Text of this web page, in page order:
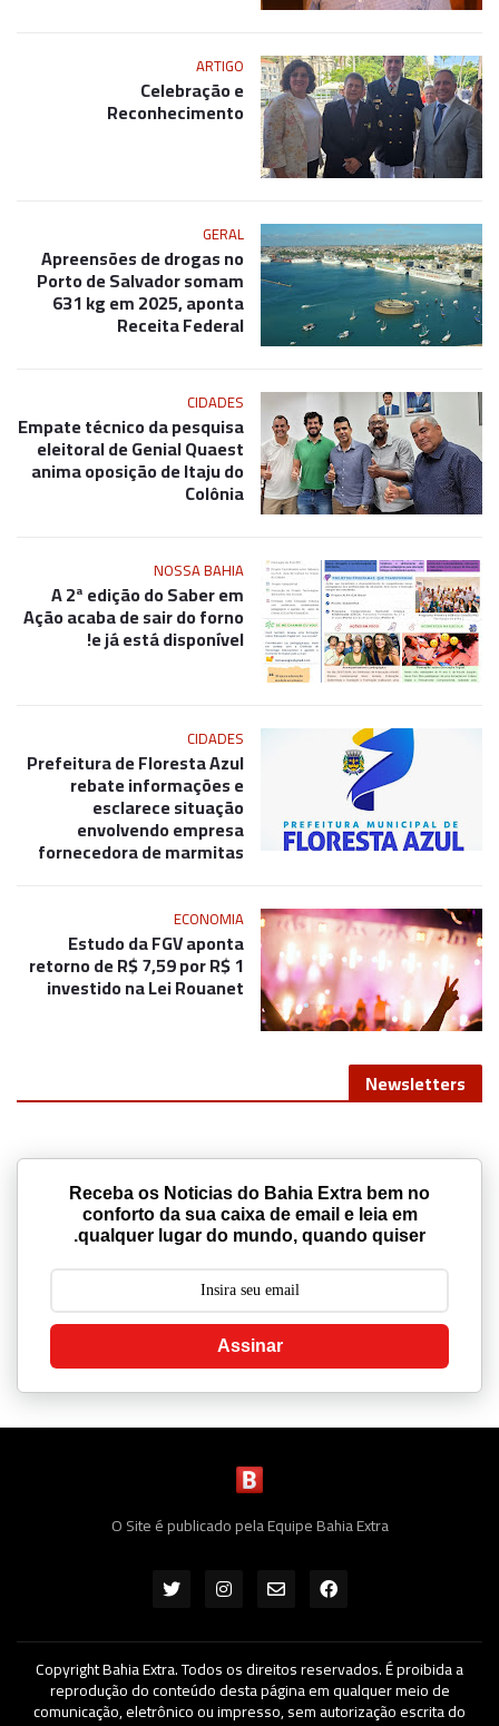
ARTIGO
Celebração e
Reconhecimento
GERAL
Apreensões de drogas no
Porto de Salvador somam
631 kg em 2025, aponta
Receita Federal
CIDADES
Empate técnico da pesquisa
eleitoral de Genial Quaest
anima oposição de Itaju do
Colônia
NOSSA BAHIA
A 2ª edição do Saber em
Ação acaba de sair do forno
e já está disponível!
CIDADES
Prefeitura de Floresta Azul
rebate informações e
esclarece situação
envolvendo empresa
fornecedora de marmitas
ECONOMIA
Estudo da FGV aponta
retorno de R$ 7,59 por R$ 1
investido na Lei Rouanet
Newsletters
Receba os Noticias do Bahia Extra bem no
conforto da sua caixa de email e leia em
qualquer lugar do mundo, quando quiser.
Assinar
O Site é publicado pela Equipe Bahia Extra
Copyright Bahia Extra. Todos os direitos reservados. É proibida a
reprodução do conteúdo desta página em qualquer meio de
comunicação, eletrônico ou impresso, sem autorização escrita do